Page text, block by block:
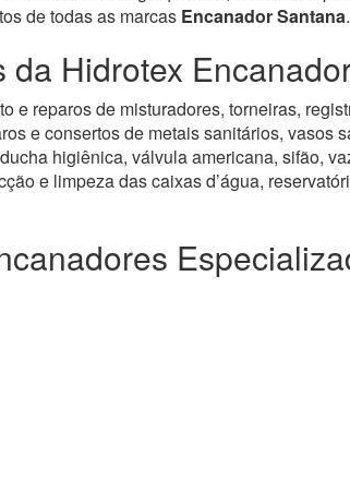
de todas as marcas Encanador Santana.
da Hidrotex
e reparos de misturadores, torneiras,
e consertos de metais sanitários, vasos
higiênica, válvula americana, sifão,
e limpeza das caixas d’água,